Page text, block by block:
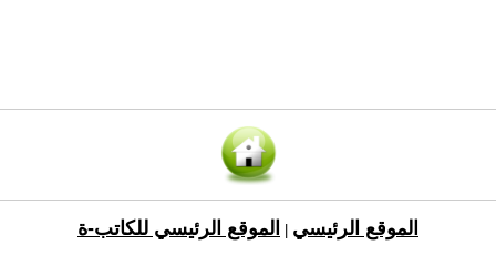
الموقع الرئيسي الموقع الرئيسي للكاتب-ة